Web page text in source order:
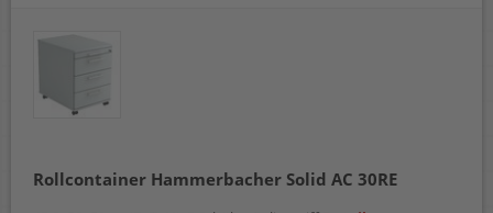
Rollcontainer Hammerbacher Solid AC 30RE